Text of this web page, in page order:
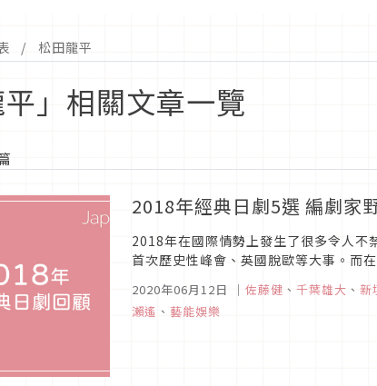
松田龍平
平」相關文章一覽
2018年經典日劇5選 編劇家
2018年在國際情勢上發生了很多令人不
首次歷史性峰會、英國脫歐等大事。而
2020年06月12日 ｜ 佐藤健 、 千葉雄大 、 新
瀨遙 、 藝能娛樂